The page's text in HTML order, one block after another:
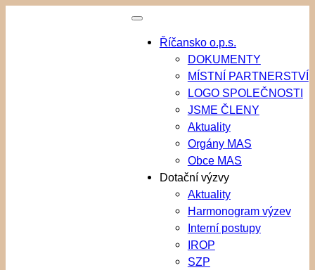
Říčansko o.p.s.
DOKUMENTY
MÍSTNÍ PARTNERSTVÍ
LOGO SPOLEČNOSTI
JSME ČLENY
Aktuality
Orgány MAS
Obce MAS
Dotační výzvy
Aktuality
Harmonogram výzev
Interní postupy
IROP
SZP